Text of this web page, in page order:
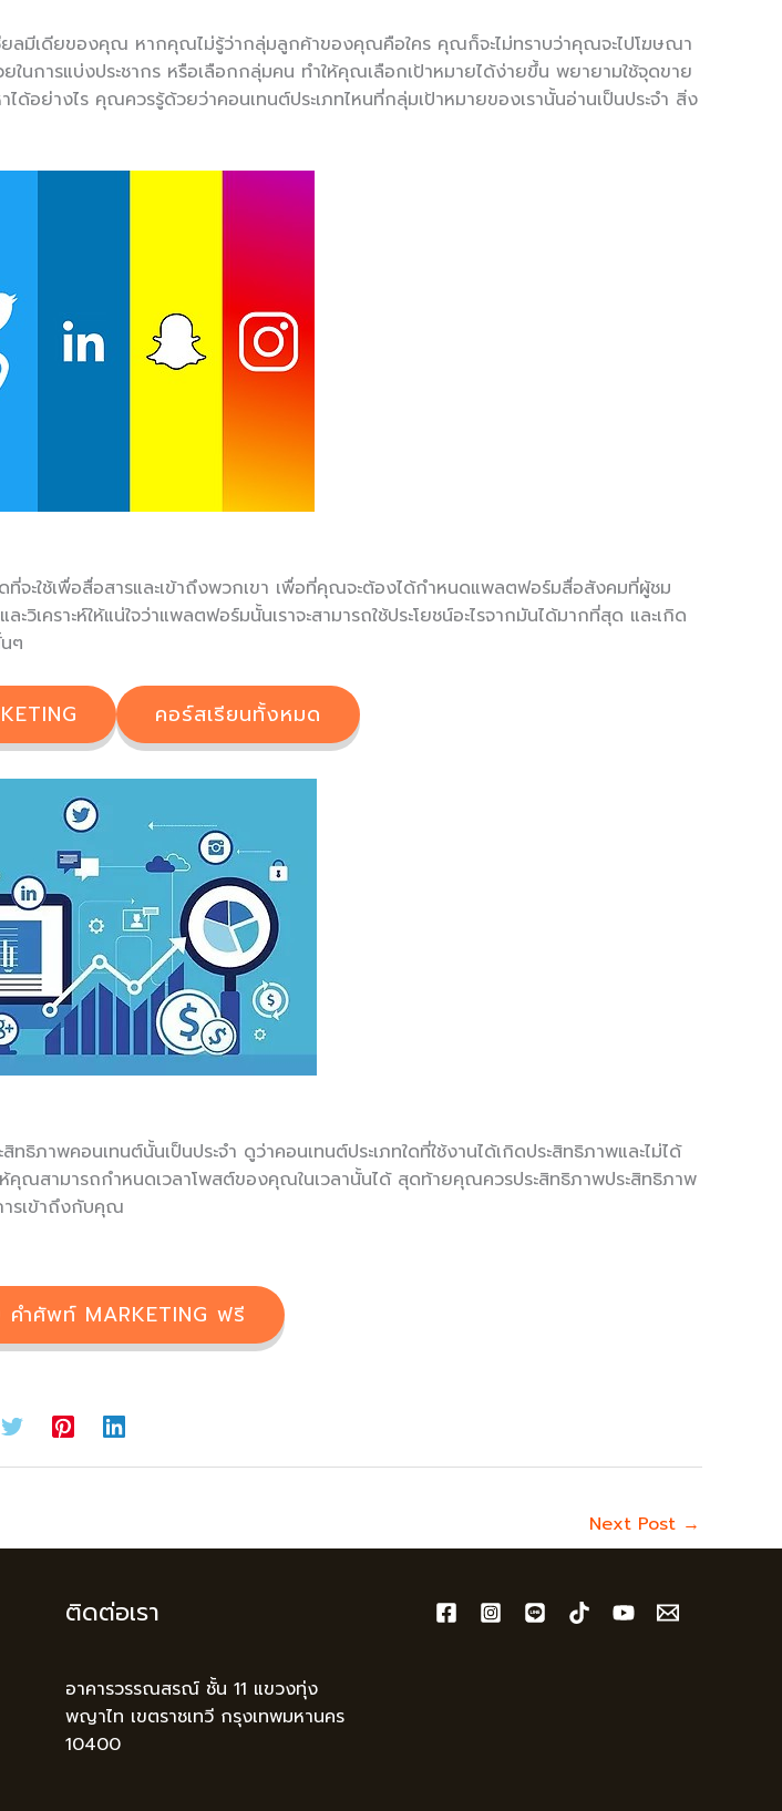
ยลมีเดียของคุณ หากคุณไม่รู้ว่ากลุ่มลูกค้าของคุณคือใคร คุณก็จะไม่ทราบว่าคุณจะไปโฆษณา
การแบ่งประชากร หรือเลือกกลุ่มคน ทำให้คุณเลือกเป้าหมายได้ง่ายขึ้น พยายามใช้จุดขาย
ย่างไร คุณควรรู้ด้วยว่าคอนเทนต์ประเภทไหนที่กลุ่มเป้าหมายของเรานั้นอ่านเป็นประจำ สิ่ง
ใช้เพื่อสื่อสารและเข้าถึงพวกเขา เพื่อที่คุณจะต้องได้กำหนดแพลตฟอร์มสื่อสังคมที่ผู้ชม
ราะห์ให้แน่ใจว่าแพลตฟอร์มนั้นเราจะสามารถใช้ประโยชน์อะไรจากมันได้มากที่สุด และเกิด
ๆ
คอร์สเรียนทั้งหมด
าพคอนเทนต์นั้นเป็นประจำ ดูว่าคอนเทนต์ประเภทใดที่ใช้งานได้เกิดประสิทธิภาพและไม่ได้
คุณสามารถกำหนดเวลาโพสต์ของคุณในเวลานั้นได้ สุดท้ายคุณควรประสิทธิภาพประสิทธิภาพ
รเข้าถึงกับคุณ
ำศัพท์ MARKETING ฟรี
Next Post →
ติดต่อเรา
อาคารวรรณสรณ์ ชั้น 11 แขวงทุ่ง
พญาไท เขตราชเทวี กรุงเทพมหานคร
10400